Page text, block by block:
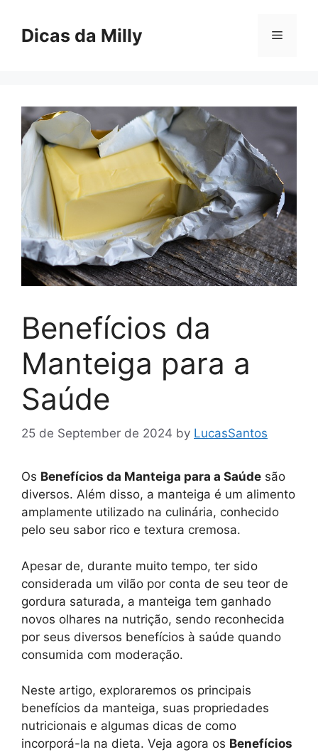
contentDicas da Milly Menu
Benefícios da
Manteiga para a
Saúde
25 de September de 2024 by LucasSantos
Os Benefícios da Manteiga para a Saúde são
diversos. Além disso, a manteiga é um alimento
amplamente utilizado na culinária, conhecido
pelo seu sabor rico e textura cremosa.
Apesar de, durante muito tempo, ter sido
considerada um vilão por conta de seu teor de
gordura saturada, a manteiga tem ganhado
novos olhares na nutrição, sendo reconhecida
por seus diversos benefícios à saúde quando
consumida com moderação.
Neste artigo, exploraremos os principais
benefícios da manteiga, suas propriedades
nutricionais e algumas dicas de como
incorporá-la na dieta. Veja agora os Benefícios